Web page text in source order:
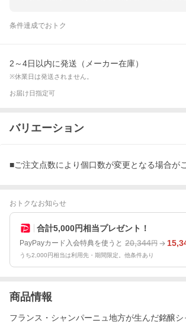
条件達成でおトク
2～4日以内に発送（メーカー在庫）
※休業日は発送されません。
お届け日指定可
バリエーション
■ご注文点数により個口数が変更となる場合が
おトクなお知らせ
合計5,000円相当プレゼント！
PayPayカード入会特典を使うと 20,344円
うち2,000円相当は利用先・期間限定。他条件あり
商品情報
フランス・シャンパーニュ地方が生んだ銘醸